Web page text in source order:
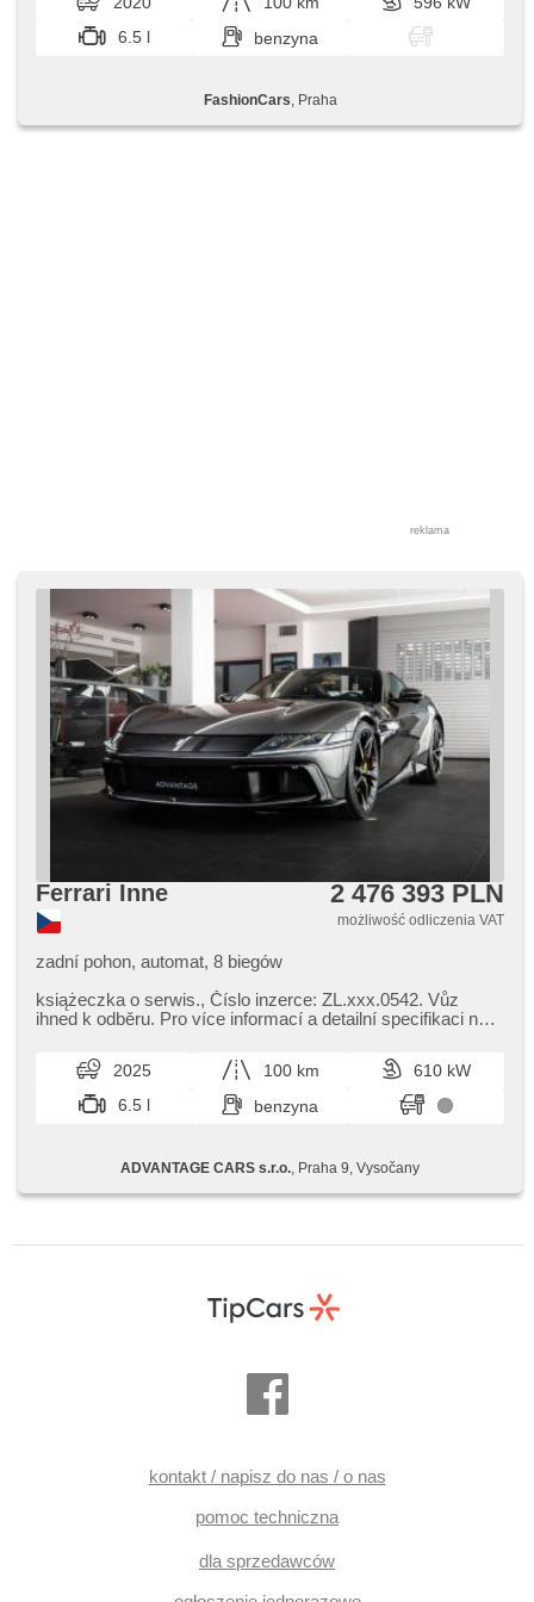
6.5 l
benzyna
FashionCars , Praha
reklama
Ferrari Inne 2 476 393 PLN
możliwość odliczenia VAT
zadní pohon, automat, 8 biegów
książeczka o serwis.,​ Číslo inzerce: ZL.xxx.0542. Vůz
ihned k odběru. Pro více informací a detailní specifikaci nás
2025 100 km
610 kW
6.5 l
benzyna
ADVANTAGE CARS s.r.o. , Praha 9, Vysočany
kontakt / napisz do nas / o nas
pomoc techniczna
dla sprzedawców